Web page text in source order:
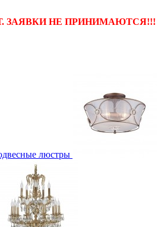
ЗАЯВКИ НЕ ПРИНИМАЮТСЯ!!!
люстры